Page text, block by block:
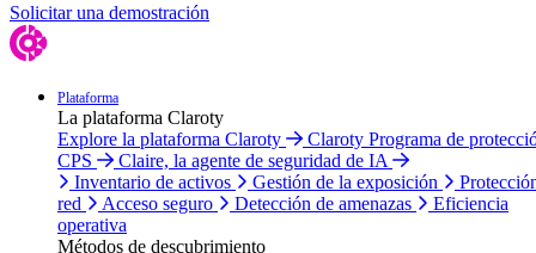
Solicitar una demostración
Plataforma
La plataforma Claroty
Explore la plataforma Claroty
Claroty Programa de
CPS
Claire, la agente de seguridad de IA
Inventario de activos
Gestión de la exposición
red
Acceso seguro Detección de amenazas
Eficiencia
operativa
Métodos de descubrimiento